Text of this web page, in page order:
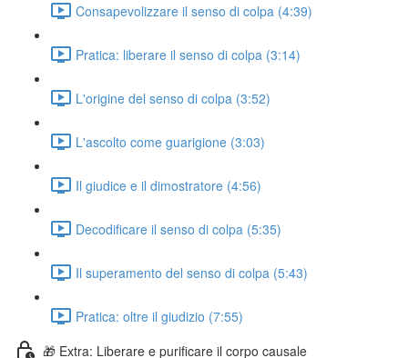
Consapevolizzare il senso di colpa (4:39)
Pratica: liberare il senso di colpa (3:14)
L'origine del senso di colpa (3:52)
L'ascolto come guarigione (3:03)
Il giudice e il dimostratore (4:56)
Decodificare il senso di colpa (5:35)
Il superamento del senso di colpa (5:43)
Pratica: oltre il giudizio (7:55)
🎁 Extra: Liberare e purificare il corpo causale